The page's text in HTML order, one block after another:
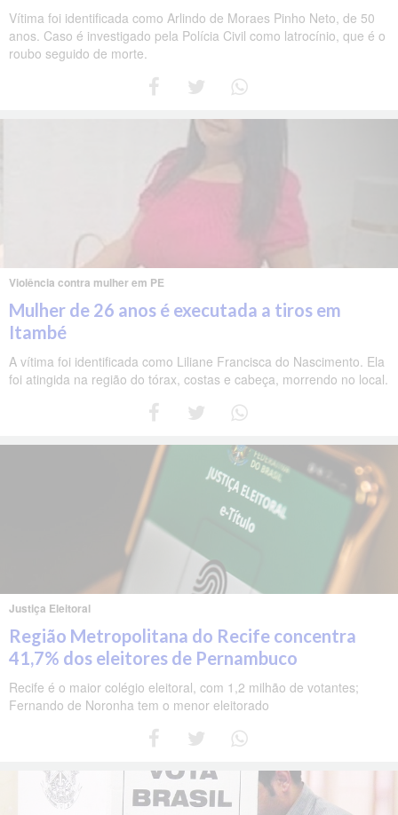
Vítima foi identificada como Arlindo de Moraes Pinho Neto, de 50
anos. Caso é investigado pela Polícia Civil como latrocínio, que é o
roubo seguido de morte.
Violência contra mulher em PE
Mulher de 26 anos é executada a tiros em
Itambé
A vítima foi identificada como Liliane Francisca do Nascimento. Ela
foi atingida na região do tórax, costas e cabeça, morrendo no local.
Justiça Eleitoral
Região Metropolitana do Recife concentra
41,7% dos eleitores de Pernambuco
Recife é o maior colégio eleitoral, com 1,2 milhão de votantes;
Fernando de Noronha tem o menor eleitorado